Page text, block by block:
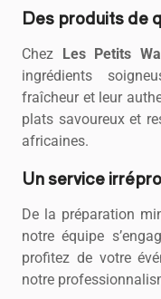
Des produits de
Chez Les Petits
ingrédients
fraîcheur et leur
plats savoureux et
africaines.
Un service
De la préparation
notre équipe
profitez de votre
notre